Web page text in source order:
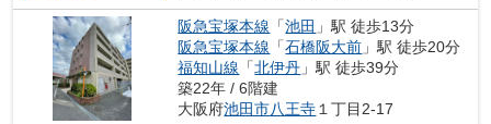
阪急宝塚本線 「池田 」駅 徒歩13分
阪急宝塚本線 「石橋阪大前 」駅 徒歩20分
福知山線 「北伊丹 」駅 徒歩39分
築22年 / 6階建
大阪府池田市八王寺１丁目2-17